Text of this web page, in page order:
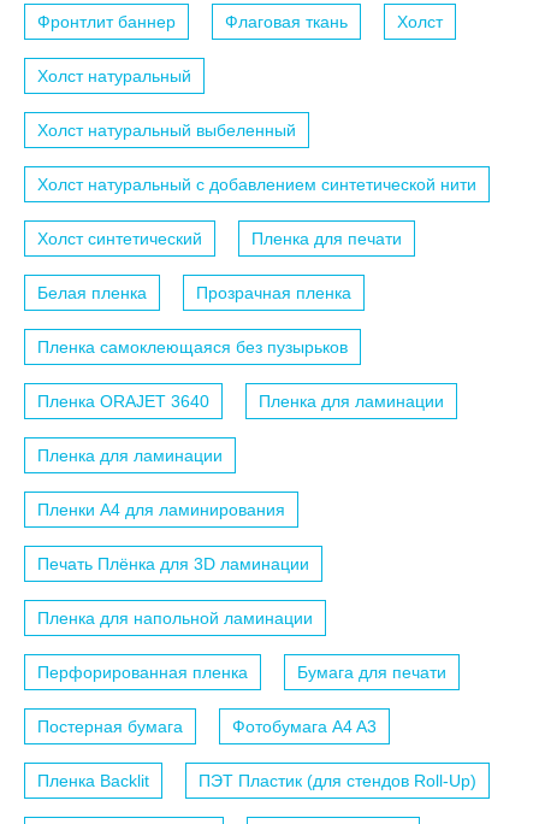
Фронтлит баннер Флаговая ткань Холст
Холст натуральный
Холст натуральный выбеленный
Холст натуральный с добавлением синтетической нити
Холст синтетический Пленка для печати
Белая пленка Прозрачная пленка
Пленка самоклеющаяся без пузырьков
Пленка ORAJET 3640 Пленка для ламинации
Пленка для ламинации
Пленки A4 для ламинирования
Печать Плёнка для 3D ламинации
Пленка для напольной ламинации
Перфорированная пленка Бумага для печати
Постерная бумага Фотобумага A4 A3
Пленка Backlit ПЭТ Пластик (для стендов Roll-Up)